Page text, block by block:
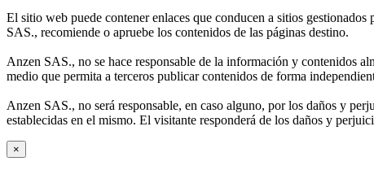
El sitio web puede contener enlaces que conducen a sitios
SAS., recomiende o apruebe los contenidos de las páginas destino.
Anzen SAS., no se hace responsable de la información y contenidos
medio que permita a terceros publicar contenidos de forma
Anzen SAS., no será responsable, en caso alguno, por los daños y
establecidas en el mismo. El visitante responderá de los daños y
×